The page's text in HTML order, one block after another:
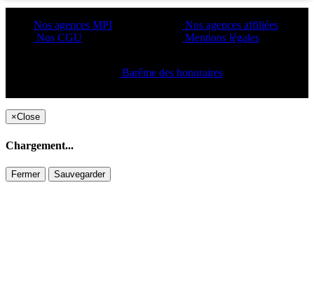
Nos agences MPI
Nos CGU
Nos agences affiliées
Mentions légales
Barême des honoraires
×Close
Chargement...
Fermer Sauvegarder